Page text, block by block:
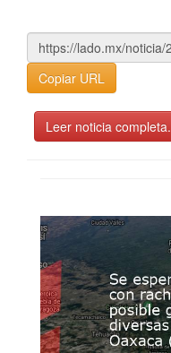
Copiar URL
Leer noticia completa.